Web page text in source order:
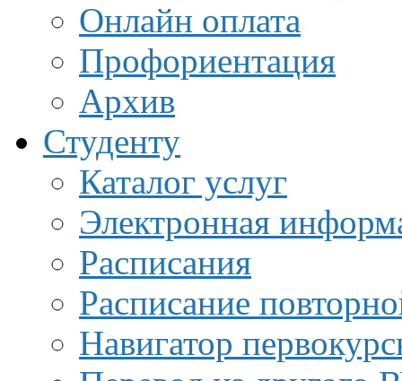
Онлайн оплата
Профориентация
Архив
Студенту
Каталог услуг
Электронная
Расписания
Расписание
Навигатор